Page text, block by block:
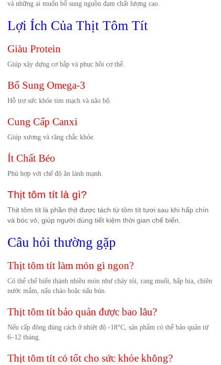
và những ai muốn bổ sung nguồn đạm chất lượng cao.
Lợi Ích Của Thịt Tôm Tít
Giàu Protein
Giúp xây dựng cơ bắp và phục hồi cơ thể.
Bổ Sung Omega-3
Hỗ trợ sức khỏe tim mạch và não bộ.
Cung Cấp Canxi
Giúp xương và răng chắc khỏe.
Ít Chất Béo
Phù hợp với chế độ ăn lành mạnh.
Thịt tôm tít là gì?
Thịt tôm tít là phần thịt được tách từ tôm tít tươi sau khi hấp chín
và bóc vỏ, giúp người dùng tiết kiệm thời gian chế biến.
Câu hỏi thường gặp
Thịt tôm tít làm món gì ngon?
Có thể chế biến thành nhiều món như cháy tỏi, rang muối, hấp bia, chiên
nước mắm, nấu cháo hoặc nấu bún.
Thịt tôm tít bảo quản được bao lâu?
Nếu cấp đông đúng cách ở nhiệt độ -18°C, sản phẩm có thể bảo quản từ
6–12 tháng.
Thịt tôm tít có tốt cho sức khỏe không?